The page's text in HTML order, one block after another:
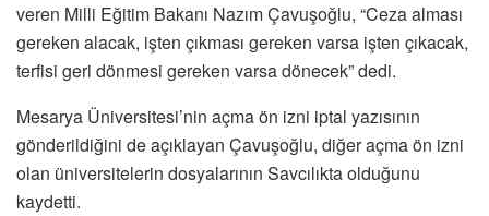
veren Milli Eğitim Bakanı Nazım Çavuşoğlu, “Ceza alması
gereken alacak, işten çıkması gereken varsa işten çıkacak,
terfisi geri dönmesi gereken varsa dönecek” dedi.
Mesarya Üniversitesi’nin açma ön izni iptal yazısının
gönderildiğini de açıklayan Çavuşoğlu, diğer açma ön izni
olan üniversitelerin dosyalarının Savcılıkta olduğunu
kaydetti.